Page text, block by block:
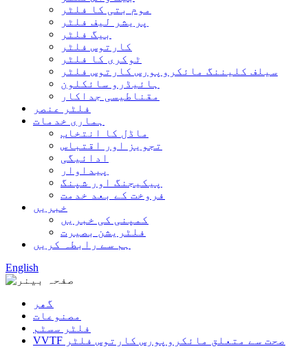
موم بتی کا فلٹر
پریشر لیف فلٹر
بیگ فلٹر
کارتوس فلٹر
ٹوکری کا فلٹر
سیلف کلیننگ مائکروپورس کارتوس فلٹر
ہائیڈرو سائکلون
مقناطیسی جداکار
فلٹر عنصر
ہماری خدمات
ماڈل کا انتخاب
تجویز اور اقتباس
ادائیگی
پیداوار
پیکیجنگ اور شپنگ
فروخت کے بعد خدمت
خبریں
کمپنی کی خبریں
فلٹریشن بصیرت
ہم سے رابطہ کریں
English
گھر
مصنوعات
فلٹر سسٹم
VVTF صحت سے متعلق مائکروپورس کارتوس فلٹر